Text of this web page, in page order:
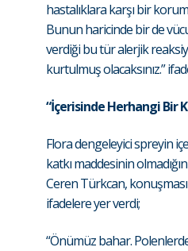
hastalıklara karşı bir
Bunun haricinde bir de
verdiği bu tür alerjik
kurtulmuş olacaksınız.”
“İçerisinde Herhangi Bir
Flora dengeleyici spreyin
katkı maddesinin
Ceren Türkcan,
ifadelere yer verdi;
“Önümüz bahar.